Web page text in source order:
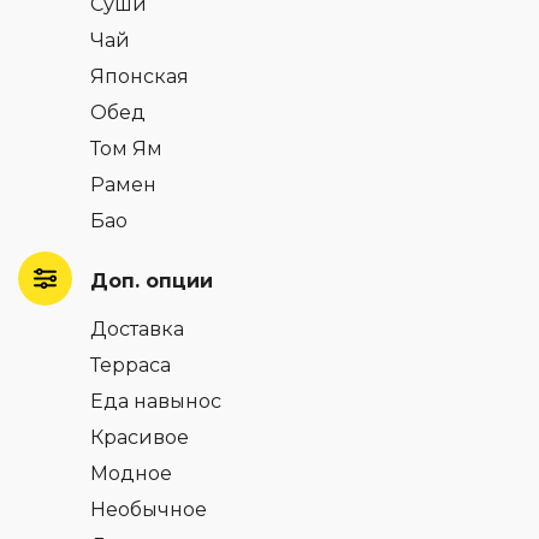
Чай
Японская
Обед
Том Ям
Рамен
Бао
Доп. опции
Доставка
Терраса
Еда навынос
Красивое
Модное
Необычное